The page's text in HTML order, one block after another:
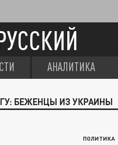
АНАЛИТИКА
БЕЖЕНЦЫ ИЗ УКРАИНЫ
ПОЛИТИКА